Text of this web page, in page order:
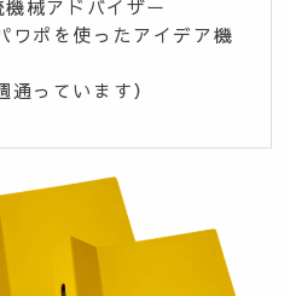
械アドバイザー
ワポを使ったアイデア機
っています）